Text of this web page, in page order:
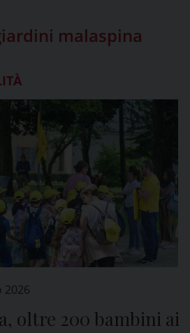
malaspina
2026
oltre 200 bambini ai